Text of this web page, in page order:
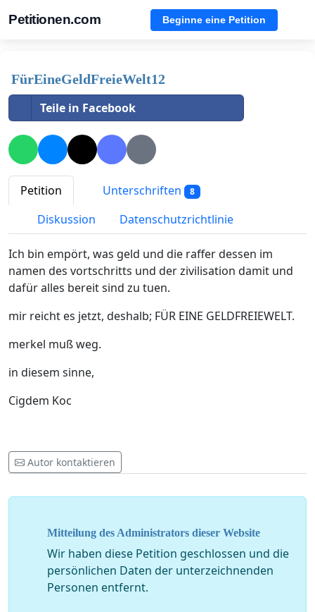
Petitionen.com Beginne eine Petition
FürEineGeldFreieWelt12
Teile in Facebook
Petition Unterschriften 8
Diskussion Datenschutzrichtlinie
Ich bin empört, was geld und die raffer dessen im
namen des vortschritts und der zivilisation damit und
dafür alles bereit sind zu tuen.
mir reicht es jetzt, deshalb; FÜR EINE GELDFREIEWELT.
merkel muß weg.
in diesem sinne,
Cigdem Koc
Autor kontaktieren
Mitteilung des Administrators dieser Website
Wir haben diese Petition geschlossen und die
persönlichen Daten der unterzeichnenden
Personen entfernt.